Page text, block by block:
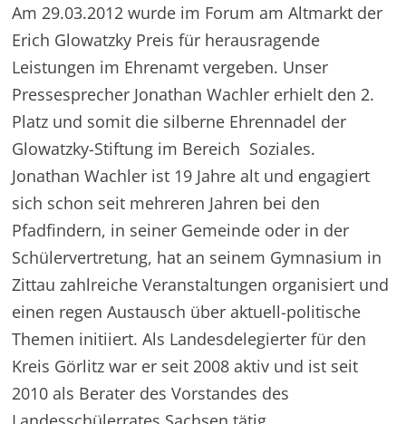
Am 29.03.2012 wurde im Forum am Altmarkt der
Erich Glowatzky Preis für herausragende
Leistungen im Ehrenamt vergeben. Unser
Pressesprecher Jonathan Wachler erhielt den 2.
Platz und somit die silberne Ehrennadel der
Glowatzky-Stiftung im Bereich Soziales.
Jonathan Wachler ist 19 Jahre alt und engagiert
sich schon seit mehreren Jahren bei den
Pfadfindern, in seiner Gemeinde oder in der
Schülervertretung, hat an seinem Gymnasium in
Zittau zahlreiche Veranstaltungen organisiert und
einen regen Austausch über aktuell-politische
Themen initiiert. Als Landesdelegierter für den
Kreis Görlitz war er seit 2008 aktiv und ist seit
2010 als Berater des Vorstandes des